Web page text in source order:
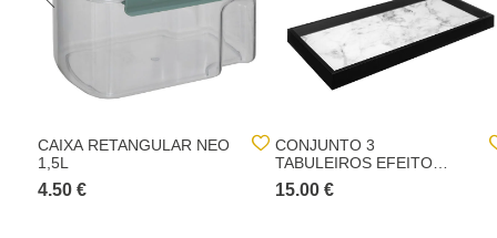
CAIXA RETANGULAR NEO
1,5L
4.50 €
CONJUNTO 3
TABULEIROS EFEITO
MÁRMORE PRETO
15.00 €